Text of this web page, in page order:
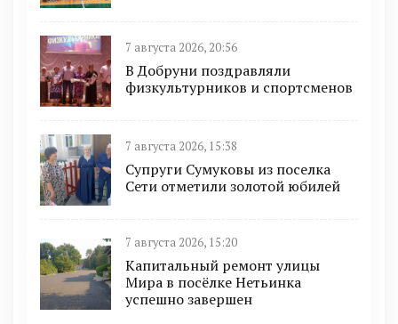
7 августа 2026, 20:56
В Добруни поздравляли
физкультурников и спортсменов
7 августа 2026, 15:38
Супруги Сумуковы из поселка
Сети отметили золотой юбилей
7 августа 2026, 15:20
Капитальный ремонт улицы
Мира в посёлке Нетьинка
успешно завершен